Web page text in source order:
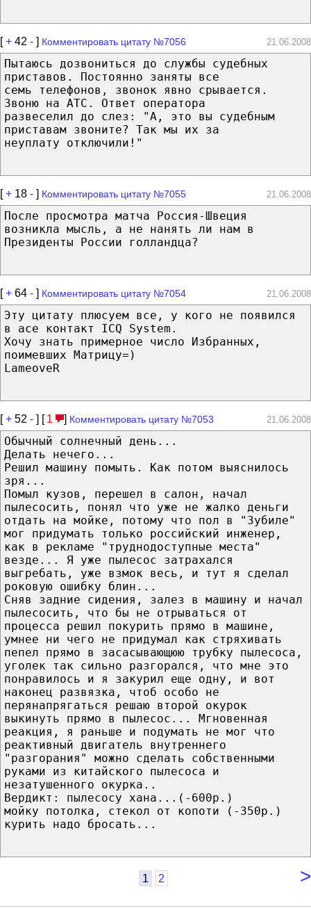
[+ 42 - ] Комментировать цитату №7056 21.06.2008
Пытаюсь дозвониться до службы судебных
приставов. Постоянно заняты все
семь телефонов, звонок явно срывается.
Звоню на АТС. Ответ оператора
развеселил до слез: "А, это вы судебным
приставам звоните? Так мы их за
неуплату отключили!"
[+ 18 - ] Комментировать цитату №7055 21.06.2008
После просмотра матча Россия-Швеция
возникла мысль, а не нанять ли нам в
Президенты России голландца?
[+ 64 - ] Комментировать цитату №7054 21.06.2008
Эту цитату плюсуем все, у кого не появился
в асе контакт ICQ System.
Хочу знать примерное число Избранных,
поимевших Матрицу=)
LameoveR
[+ 52 - ] [ 1 ] Комментировать цитату №7053 21.06.2008
Обычный солнечный день...
Делать нечего...
Решил машину помыть. Как потом выяснилось
зря...
Помыл кузов, перешел в салон, начал
пылесосить, понял что уже не жалко деньги
отдать на мойке, потому что пол в "Зубиле"
мог придумать только российский инженер,
как в рекламе "труднодоступные места"
везде... Я уже пылесос затрахался
выгребать, уже взмок весь, и тут я сделал
роковую ошибку блин...
Сняв задние сидения, залез в машину и начал
пылесосить, что бы не отрываться от
процесса решил покурить прямо в машине,
умнее ни чего не придумал как стряхивать
пепел прямо в засасывающюю трубку пылесоса,
уголек так сильно разгорался, что мне это
понравилось и я закурил еще одну, и вот
наконец развязка, чтоб особо не
перянапрягаться решаю второй окурок
выкинуть прямо в пылесос... Мгновенная
реакция, я раньше и подумать не мог что
реактивный двигатель внутреннего
"разгорания" можно сделать собственными
руками из китайского пылесоса и
незатушенного окурка..
Вердикт: пылесосу хана...(-600р.)
мойку потолка, стекол от копоти (-350р.)
курить надо бросать...
>
1 2